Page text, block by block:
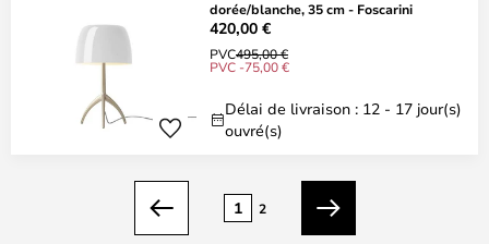
dorée/blanche, 35 cm - Foscarini
420,00 €
PVC495,00 €
PVC -75,00 €
Délai de livraison : 12 - 17 jour(s)
ouvré(s)
Précédent
1 2
Suivant